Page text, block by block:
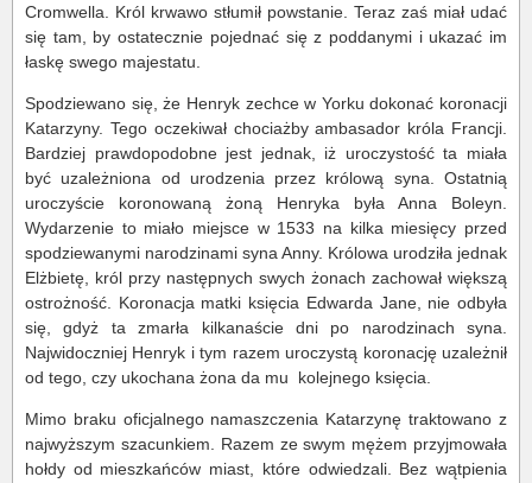
Cromwella. Król krwawo stłumił powstanie. Teraz zaś miał udać
się tam, by ostatecznie pojednać się z poddanymi i ukazać im
łaskę swego majestatu.
Spodziewano się, że Henryk zechce w Yorku dokonać koronacji
Katarzyny. Tego oczekiwał chociażby ambasador króla Francji.
Bardziej prawdopodobne jest jednak, iż uroczystość ta miała
być uzależniona od urodzenia przez królową syna. Ostatnią
uroczyście koronowaną żoną Henryka była Anna Boleyn.
Wydarzenie to miało miejsce w 1533 na kilka miesięcy przed
spodziewanymi narodzinami syna Anny. Królowa urodziła jednak
Elżbietę, król przy następnych swych żonach zachował większą
ostrożność. Koronacja matki księcia Edwarda Jane, nie odbyła
się, gdyż ta zmarła kilkanaście dni po narodzinach syna.
Najwidoczniej Henryk i tym razem uroczystą koronację uzależnił
od tego, czy ukochana żona da mu kolejnego księcia.
Mimo braku oficjalnego namaszczenia Katarzynę traktowano z
najwyższym szacunkiem. Razem ze swym mężem przyjmowała
hołdy od mieszkańców miast, które odwiedzali. Bez wątpienia